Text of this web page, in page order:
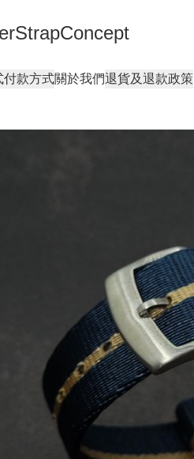
付款方式關於我們退貨及退款政策